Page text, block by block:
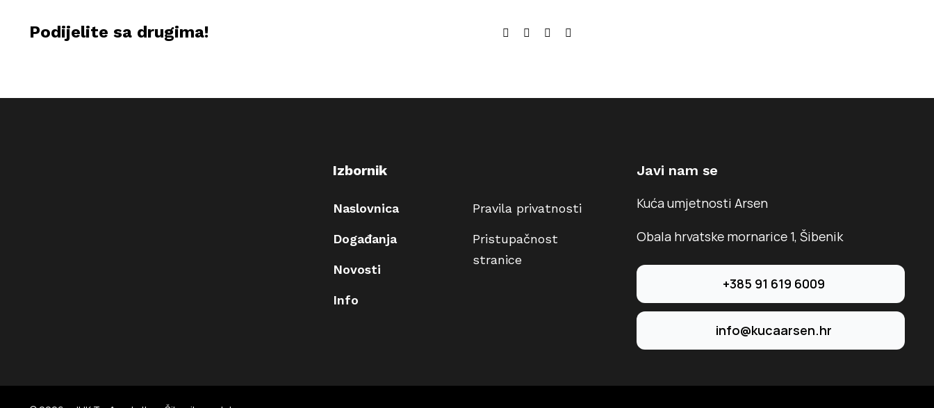
Podijelite sa drugima! Facebook
TwitterLinkedIn
Izbornik
Naslovnica
Događanja
Novosti
Info
Pravila privatnosti
Pristupačnost
stranice
Javi nam se
Kuća umjetnosti Arsen
Obala hrvatske mornarice 1, Šibenik
+385 91 619 6009
info@kucaarsen.hr